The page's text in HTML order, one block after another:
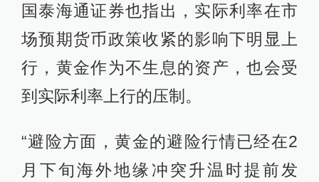
国泰海通证券也指出，实际利率在市
场预期货币政策收紧的影响下明显上
行，黄金作为不生息的资产，也会受
到实际利率上行的压制。
“避险方面，黄金的避险行情已经在2
月下旬海外地缘冲突升温时提前发